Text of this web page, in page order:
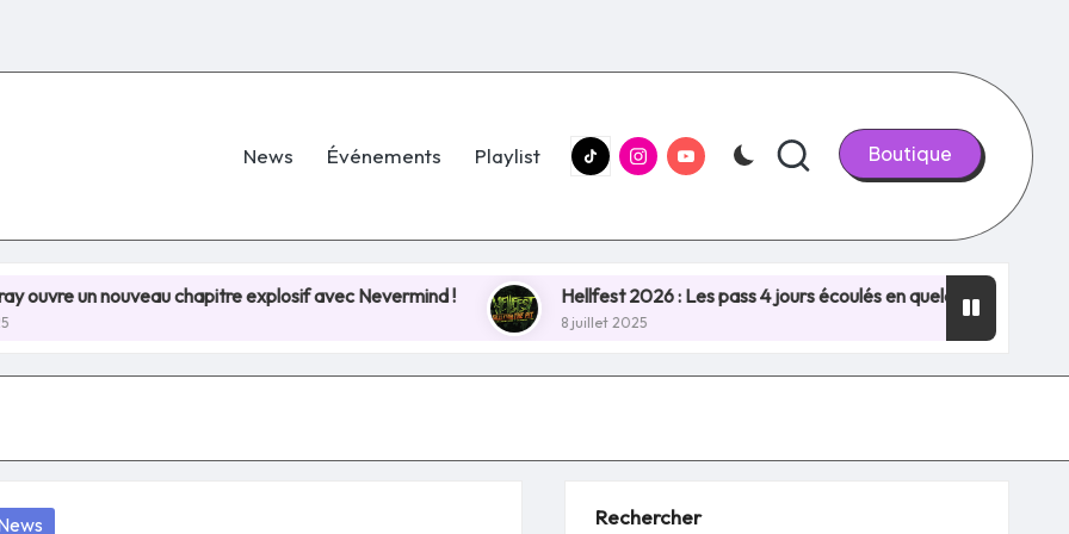
News
Événements Playlist tiktok.comInstagram.com
youtube.com Boutique
nouveau chapitre explosif avec Nevermind ! Hellfest 2026 : Les pass 4 jours écoulés en quelques minutes,
8 juillet 2025
Rechercher